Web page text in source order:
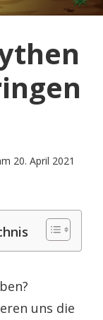
20. April 2021
uns die